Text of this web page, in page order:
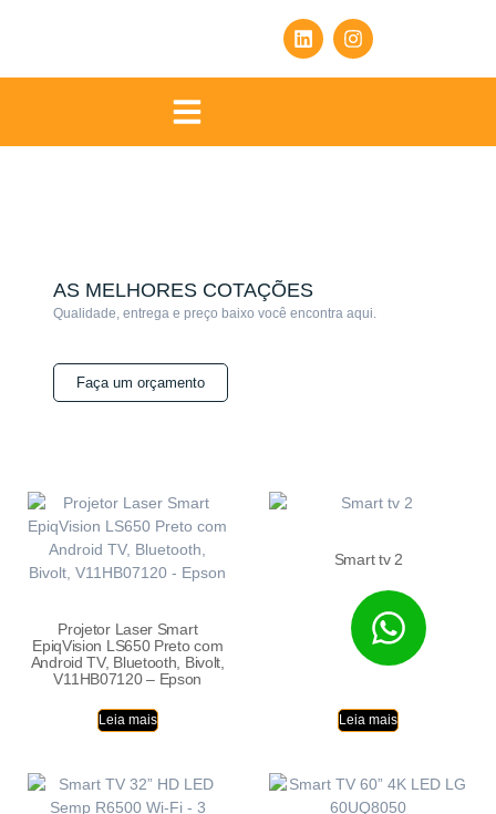
AS MELHORES COTAÇÕES
Qualidade, entrega e preço baixo você encontra aqui.
Faça um orçamento
Projetor Laser Smart
EpiqVision LS650 Preto com
Android TV, Bluetooth, Bivolt,
V11HB07120 – Epson
Leia mais
Smart tv 2
Leia mais